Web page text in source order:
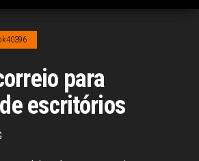
para
escritórios